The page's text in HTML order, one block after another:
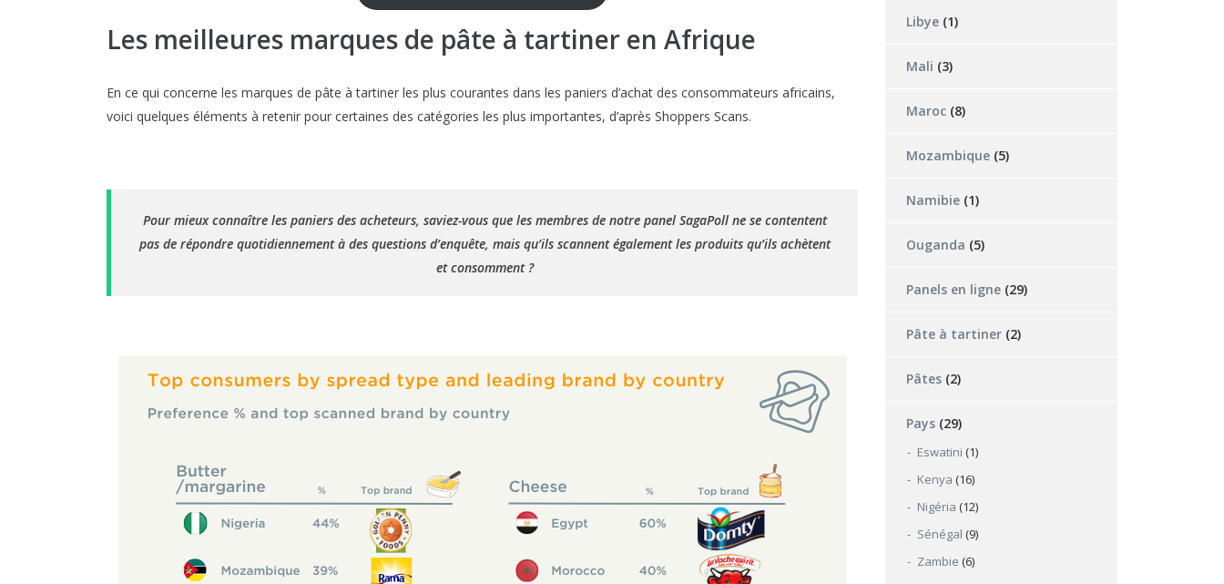
Les meilleures marques de pâte à tartiner en Afrique
En ce qui concerne les marques de pâte à tartiner les plus courantes dans les paniers d’achat des consommateurs africains,
voici quelques éléments à retenir pour certaines des catégories les plus importantes, d’après Shoppers Scans.
Pour mieux connaître les paniers des acheteurs, saviez-vous que les membres de notre panel SagaPoll ne se contentent
pas de répondre quotidiennement à des questions d’enquête, mais qu’ils scannent également les produits qu’ils achètent
et consomment ?
Libye (1)
Mali (3)
Maroc (8)
Mozambique (5)
Namibie (1)
Ouganda (5)
Panels en ligne (29)
Pâte à tartiner (2)
Pâtes (2)
Pays (29)
Eswatini (1)
Kenya (16)
Nigéria (12)
Sénégal (9)
Zambie (6)